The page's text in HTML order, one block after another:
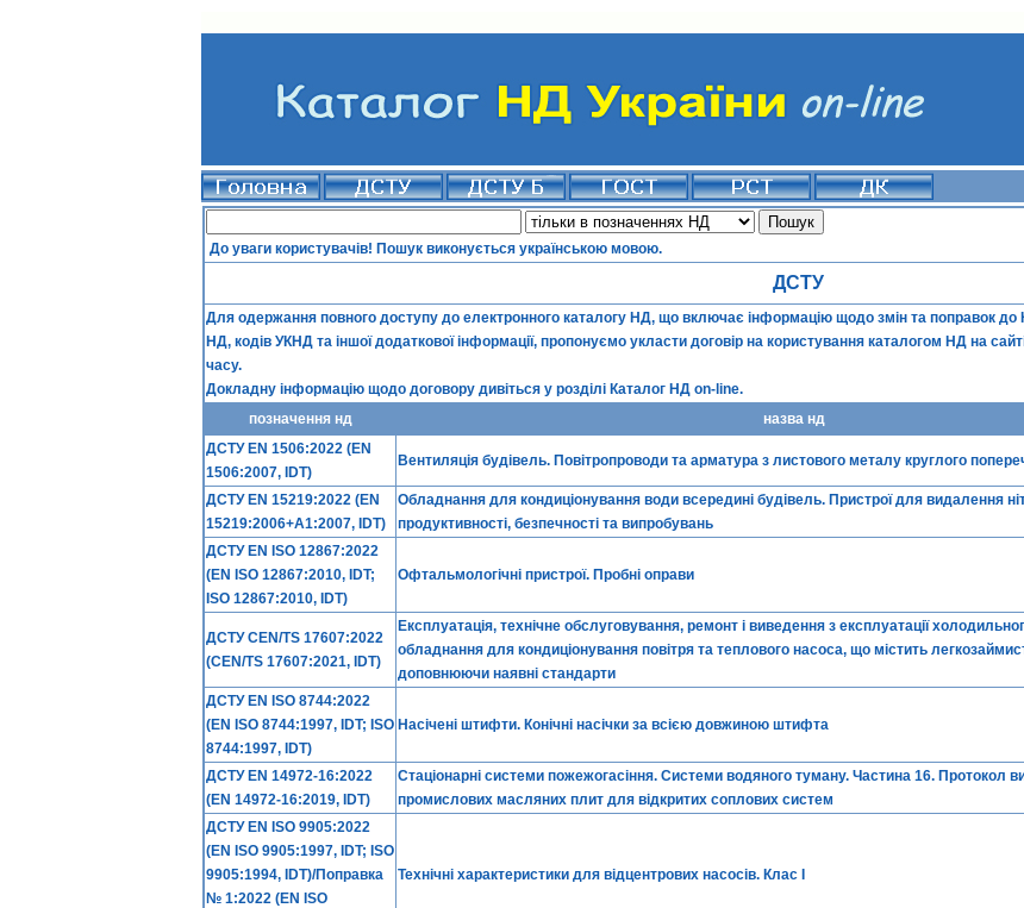
До уваги користувачів! Пошук виконується українською мовою.
ДСТУ
Для одержання повного доступу до електронного каталогу НД, що включає інформацію щодо змін та поправок до
НД, кодів УКНД та іншої додаткової інформації, пропонуємо укласти договір на користування каталогом НД на
часу.
Докладну інформацію щодо договору дивіться у розділі Каталог НД on-line.
позначення нд
назва нд
ДСТУ EN 1506:2022 (EN
1506:2007, IDT)
Вентиляція будівель. Повітропроводи та арматура з листового металу круглого
ДСТУ EN 15219:2022 (EN
15219:2006+A1:2007, IDT)
Обладнання для кондиціонування води всередині будівель. Пристрої для видалення
продуктивності, безпечності та випробувань
ДСТУ EN ISO 12867:2022
(EN ISO 12867:2010, IDT;
ISO 12867:2010, IDT)
Офтальмологічні пристрої. Пробні оправи
ДСТУ CEN/TS 17607:2022
(CEN/TS 17607:2021, IDT)
Експлуатація, технічне обслуговування, ремонт і виведення з експлуатації
обладнання для кондиціонування повітря та теплового насоса, що містить
доповнюючи наявні стандарти
ДСТУ EN ISO 8744:2022
(EN ISO 8744:1997, IDT; ISO
8744:1997, IDT)
Насічені штифти. Конічні насічки за всією довжиною штифта
ДСТУ EN 14972-16:2022
(EN 14972-16:2019, IDT)
Стаціонарні системи пожежогасіння. Системи водяного туману. Частина 16. Протокол
промислових масляних плит для відкритих соплових систем
ДСТУ EN ISO 9905:2022
(EN ISO 9905:1997, IDT; ISO
9905:1994, IDT)/Поправка
№ 1:2022 (EN ISO
Технічні характеристики для відцентрових насосів. Клас I